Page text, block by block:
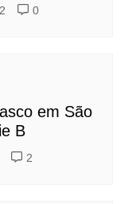
0
em São
B
2